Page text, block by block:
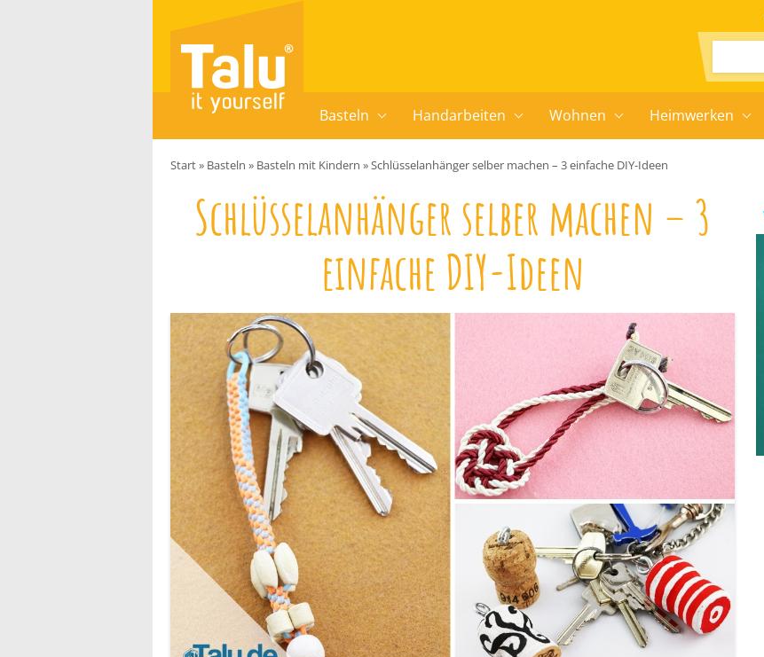
Basteln Handarbeiten Wohnen Heimwerken
Start» Basteln » Basteln mit Kindern »Schlüsselanhänger selber machen – 3 einfache DIY-Ideen
Schlüsselanhänger selber machen – 3
einfache DIY-Ideen